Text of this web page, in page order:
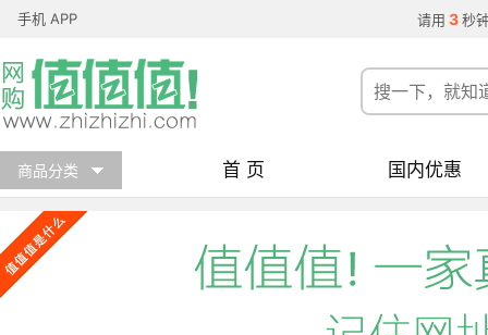
手机 APP 请用 3 秒
商品分类 首 页 国内优惠